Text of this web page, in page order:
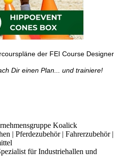
der FEI Course Designer
Dir einen Plan... und trainiere!